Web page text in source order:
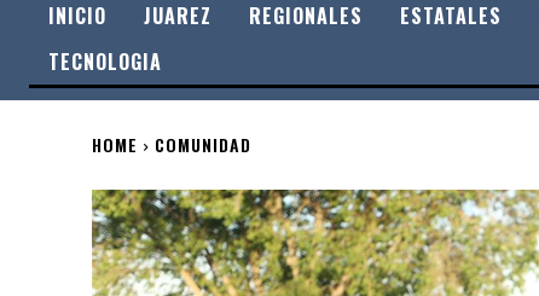
INICIO JUAREZ REGIONALES ESTATALES
TECNOLOGIA
HOME COMUNIDAD